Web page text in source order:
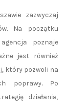
zazwyczaj
Na początku
poznaje
jest również
który pozwoli na
poprawy. Po
działania,